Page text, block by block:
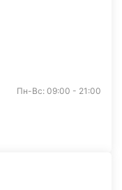
Пн-Вс: 09:00 - 21:00